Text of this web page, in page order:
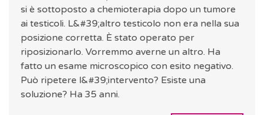
si è sottoposto a chemioterapia dopo un tumore
ai testicoli. L&#39;altro testicolo non era nella sua
posizione corretta. È stato operato per
riposizionarlo. Vorremmo averne un altro. Ha
fatto un esame microscopico con esito negativo.
Può ripetere l&#39;intervento? Esiste una
soluzione? Ha 35 anni.